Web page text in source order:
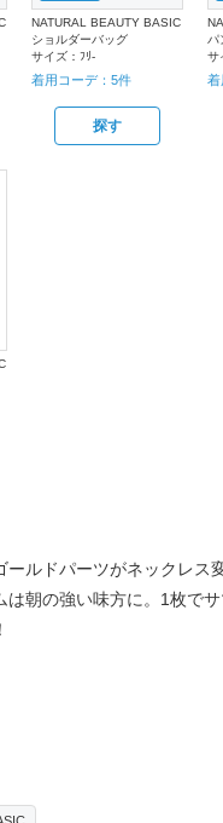
NATURAL BEAUTY BASIC
ショルダーバッグ
サイズ：ﾌﾘ-
着用コーデ：5件
探す
パ
サ
着
ールドパーツがネックレス
は朝の強い味方に。1枚で